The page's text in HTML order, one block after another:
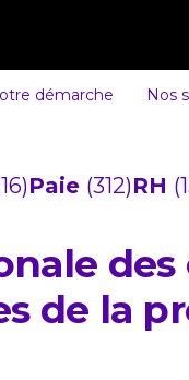
démarche Nos
Paie (312)RH
de la